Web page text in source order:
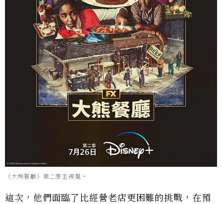
《大熊餐廳》第二季主視覺。
這次，他們面臨了比經營老店更困難的挑戰，在預